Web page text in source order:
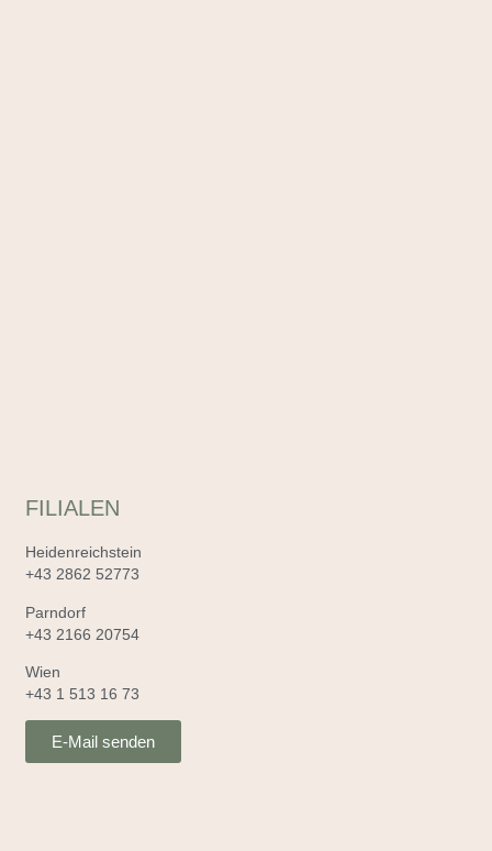
FILIALEN
Heidenreichstein
+43 2862 52773
Parndorf
+43 2166 20754
Wien
+43 1 513 16 73
E-Mail senden